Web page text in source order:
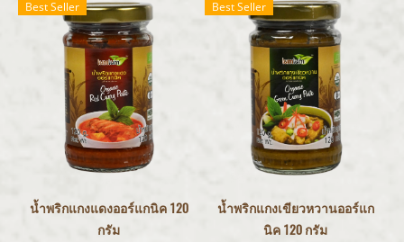
Best Seller
น้ำพริกแกงแดงออร์แกนิค 120
กรัม
Best Seller
น้ำพริกแกงเขียวหวานออร์แก
นิค 120 กรัม